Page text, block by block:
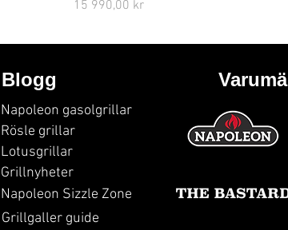
Pris
15 990,00 kr
Blogg
Napoleon gasolgrillar
Rösle grillar
Lotusgrillar
Grillnyheter
Napoleon Sizzle Zone
Grillgaller guide